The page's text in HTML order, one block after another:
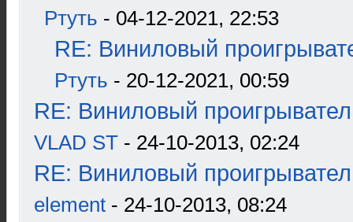
Ртуть - 04-12-2021, 22:53
RE: Виниловый
Ртуть - 20-12-2021, 00:59
RE: Виниловый
VLAD ST - 24-10-2013, 02:24
RE: Виниловый
element - 24-10-2013, 08:24